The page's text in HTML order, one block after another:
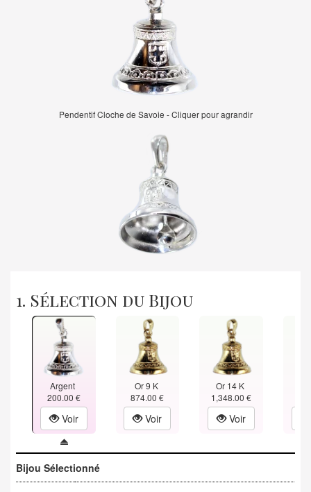
Pendentif Cloche de Savoie - Cliquer pour agrandir
1. Sélection du Bijou
Argent
200.00 €
Voir
Or 9 K
874.00 €
Voir
Or 14 K
1,348.00 €
Voir
Bijou Sélectionné